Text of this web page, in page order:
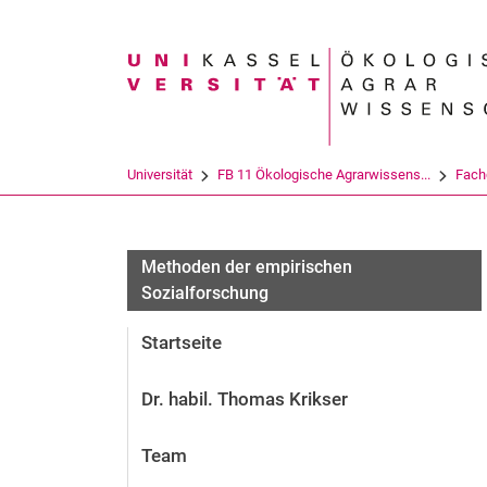
Suchbegriff
Universität FB 11 Ökologische Agrarwissens...
Methoden der empirischen
Sozialforschung
Startseite
Dr. habil. Thomas Krikser
Team